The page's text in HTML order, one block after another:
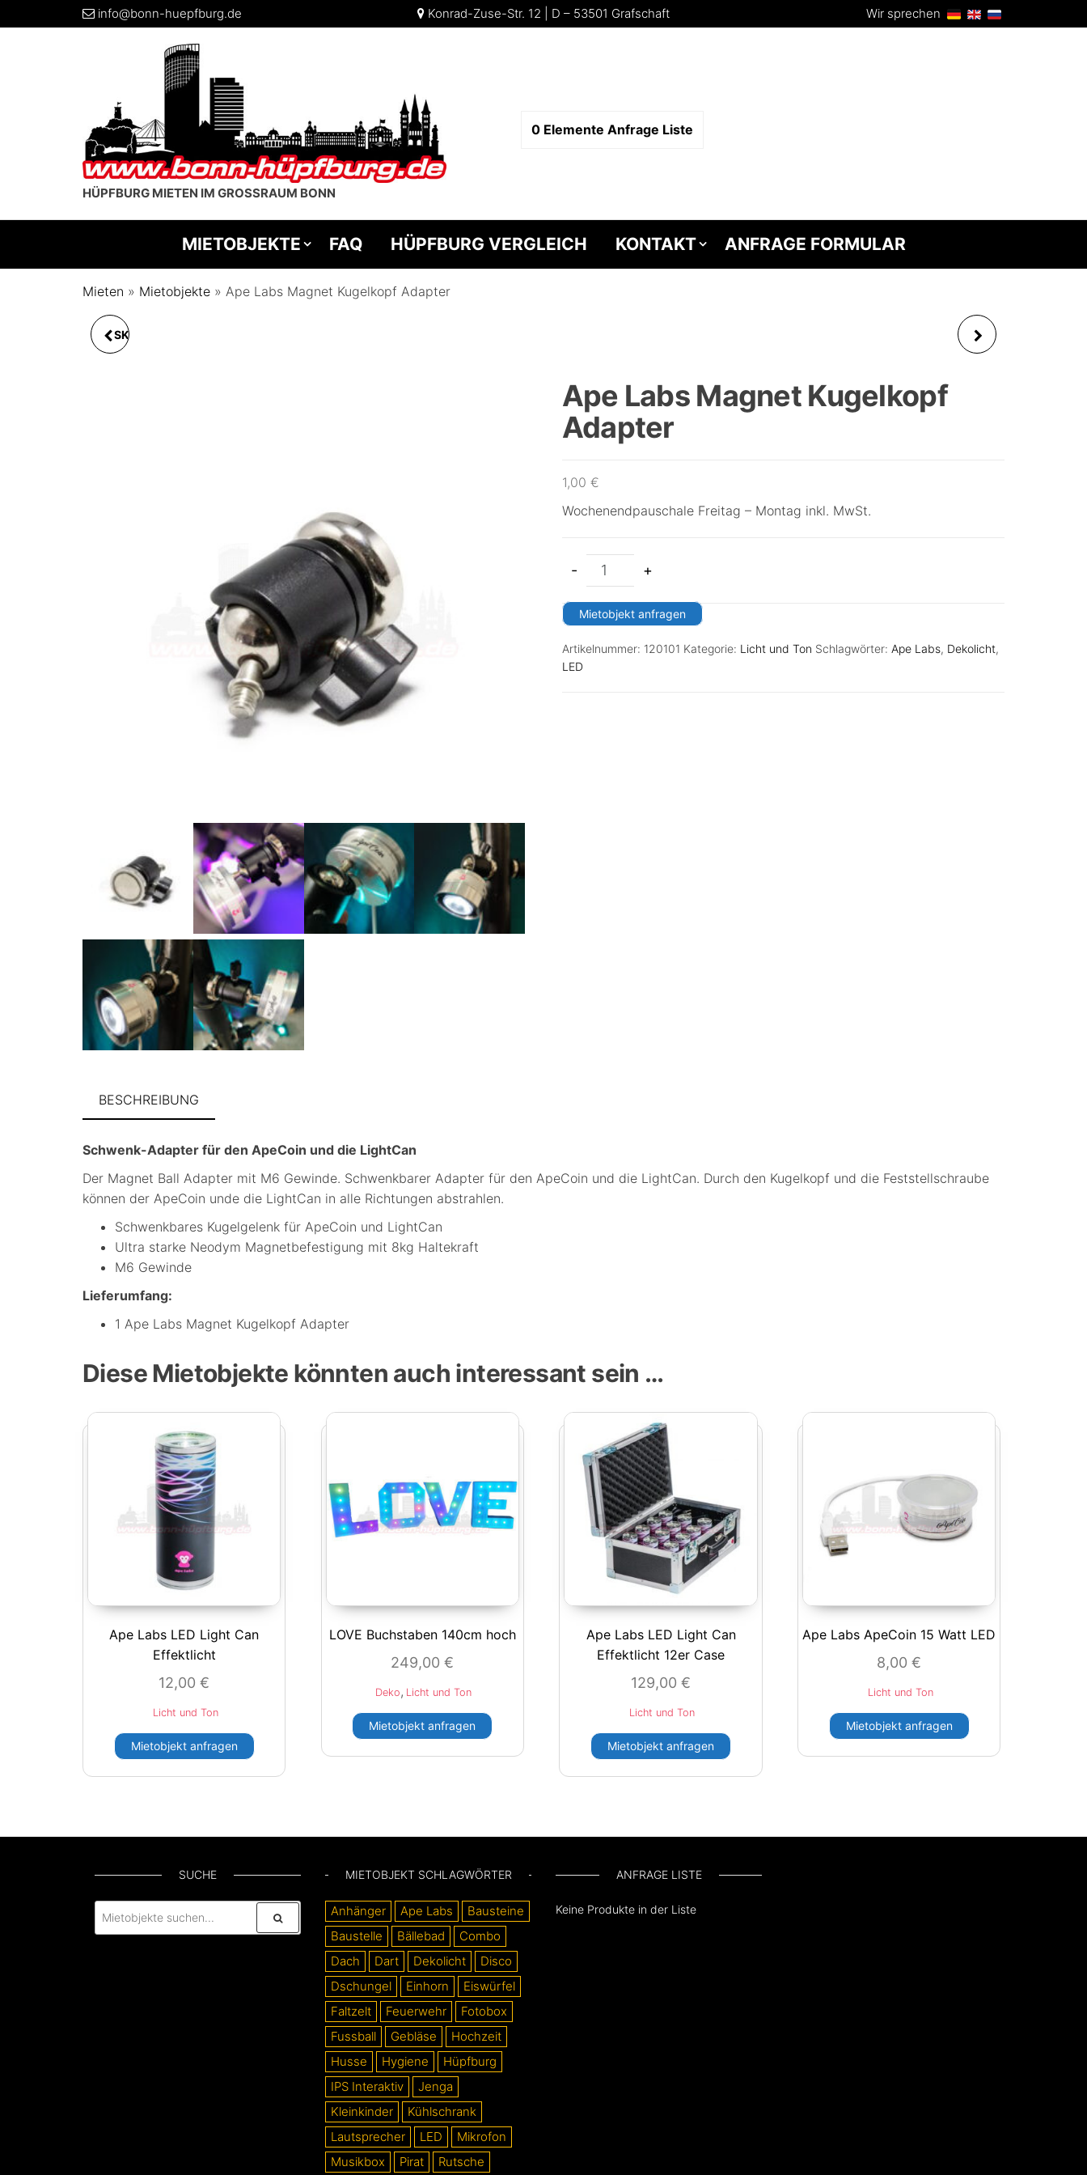
info@bonn-huepfburg.de Konrad-Zuse-Str. 12 | D – 53501 Grafschaft Wir sprechen
HÜPFBURG MIETEN IM GROSSRAUM BONN
0 Elemente Anfrage Liste
MIETOBJEKTE FAQ HÜPFBURG VERGLEICH KONTAKT ANFRAGE FORMULAR
Mieten » Mietobjekte » Ape Labs Magnet Kugelkopf Adapter
SKYDANCER BRAUT 6M
Ape Labs Magnet Kugelkopf
Adapter
1,00 €
Wochenendpauschale Freitag – Montag inkl. MwSt.
- +
Mietobjekt anfragen
Artikelnummer: 120101 Kategorie: Licht und Ton Schlagwörter: Ape Labs, Dekolicht,
LED
BESCHREIBUNG
Schwenk-Adapter für den ApeCoin und die LightCan
Der Magnet Ball Adapter mit M6 Gewinde. Schwenkbarer Adapter für den ApeCoin und die LightCan. Durch den Kugelkopf und die Feststellschraube
können der ApeCoin unde die LightCan in alle Richtungen abstrahlen.
Schwenkbares Kugelgelenk für ApeCoin und LightCan
Ultra starke Neodym Magnetbefestigung mit 8kg Haltekraft
M6 Gewinde
Lieferumfang:
1 Ape Labs Magnet Kugelkopf Adapter
Diese Mietobjekte könnten auch interessant sein …
Ape Labs LED Light Can
Effektlicht
12,00€
Licht und Ton
Mietobjekt anfragen
LOVE Buchstaben 140cm hoch
249,00€
Deko , Licht und Ton
Mietobjekt anfragen
Ape Labs LED Light Can
Effektlicht 12er Case
129,00€
Licht und Ton
Mietobjekt anfragen
Ape Labs ApeCoin 15 Watt LED
8,00€
Licht und Ton
Mietobjekt anfragen
SUCHE MIETOBJEKT SCHLAGWÖRTER
Anhänger Ape Labs
Bausteine
Baustelle
Bällebad
Combo
Dach
Dart Dekolicht
Disco
Dschungel
Einhorn
Eiswürfel
Faltzelt
Feuerwehr
Fotobox
Fussball
Gebläse
Hochzeit
Husse
Hygiene
Hüpfburg
IPS Interaktiv
Jenga
Kleinkinder
Kühlschrank
Lautsprecher
LED
Mikrofon
Musikbox
Pirat Rutsche
ANFRAGE LISTE
Keine Produkte in der Liste